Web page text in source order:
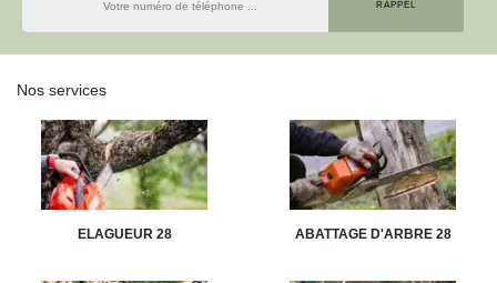
Nos services
ELAGUEUR 28 ABATTAGE D'ARBRE 28